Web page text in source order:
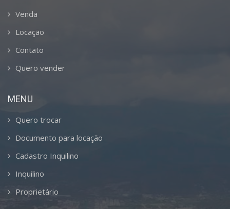
Venda
Locação
Contato
Quero vender
MENU
Quero trocar
Documento para locação
Cadastro Inquilino
Inquilino
Proprietário